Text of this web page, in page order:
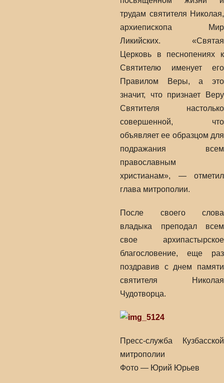
трудам святителя Николая,
архиепископа Мир
Ликийских. «Святая
Церковь в песнопениях к
Святителю именует его
Правилом Веры, а это
значит, что признает Веру
Святителя настолько
совершенной, что
объявляет ее образцом для
подражания всем
православным
христианам», — отметил
глава митрополии.
После своего слова
владыка преподал всем
свое архипастырское
благословение, еще раз
поздравив с днем памяти
святителя Николая
Чудотворца.
Пресс-служба Кузбасской
митрополии
Фото — Юрий Юрьев